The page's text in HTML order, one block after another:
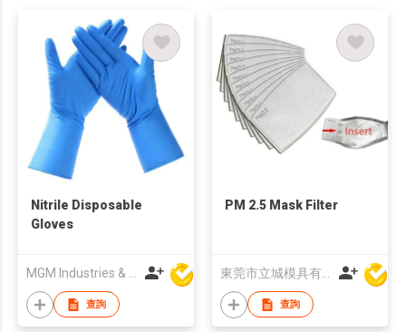
Nitrile Disposable
Gloves
MGM Industries & Company
查詢
PM 2.5 Mask Filter
東莞市立城模具有限公司
查詢